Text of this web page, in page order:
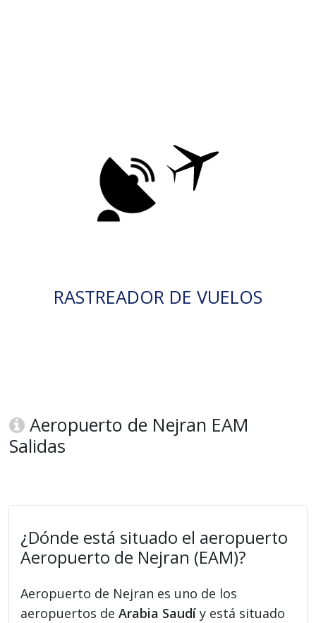
RASTREADOR DE VUELOS
Aeropuerto de Nejran EAM
Salidas
¿Dónde está situado el aeropuerto
Aeropuerto de Nejran (EAM)?
Aeropuerto de Nejran es uno de los
aeropuertos deArabia Saudí y está situado